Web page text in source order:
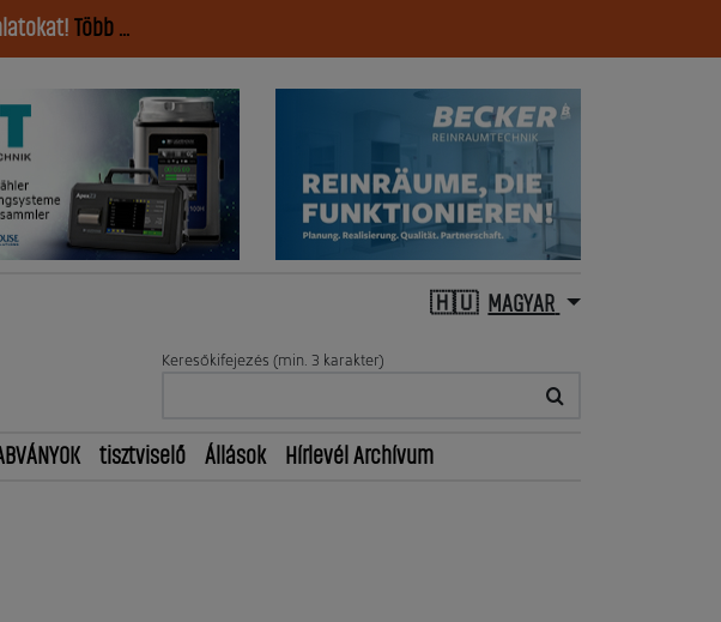
Több ...
MAGYAR
Keresőkifejezés (min. 3 karakter)
tisztviselő Állások Hírlevél Archívum